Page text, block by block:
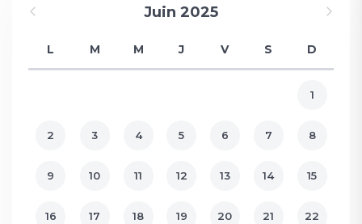
Juin 2025
L M M J V S D
1
2 3 4 5 6 7 8
9 10 11 12 13 14 15
16 17 18 19 20 21 22